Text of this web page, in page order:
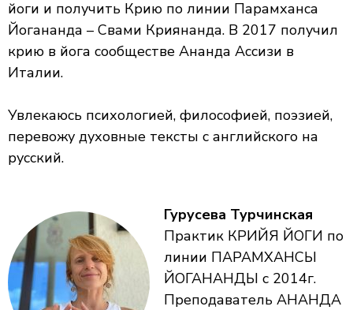
йоги и получить Крию по линии Парамханса
Йогананда – Свами Криянанда. В 2017 получил
крию в йога сообществе Ананда Ассизи в
Италии.
Увлекаюсь психологией, философией, поэзией,
перевожу духовные тексты с английского на
русский.
Гурусева Турчинская
Практик КРИЙЯ ЙОГИ по
линии ПАРАМХАНСЫ
ЙОГАНАНДЫ с 2014г.
Преподаватель АНАНДА